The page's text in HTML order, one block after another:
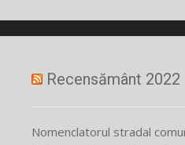
Recensământ 2022
Nomenclatorul stradal